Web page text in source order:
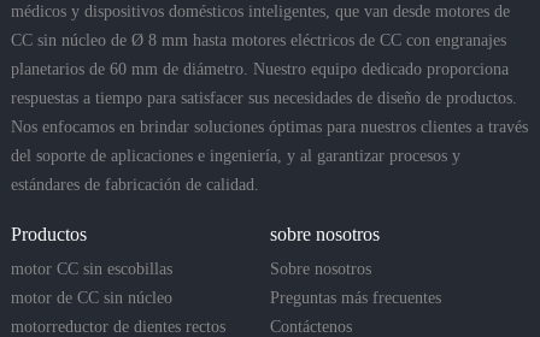
médicos y dispositivos domésticos inteligentes, que van desde motores de
CC sin núcleo de Ø 8 mm hasta motores eléctricos de CC con engranajes
planetarios de 60 mm de diámetro. Nuestro equipo dedicado proporciona
respuestas a tiempo para satisfacer sus necesidades de diseño de productos.
Nos enfocamos en brindar soluciones óptimas para nuestros clientes a través
del soporte de aplicaciones e ingeniería, y al garantizar procesos y
estándares de fabricación de calidad.
Productos
motor CC sin escobillas
motor de CC sin núcleo
motorreductor de dientes rectos
sobre nosotros
Sobre nosotros
Preguntas más frecuentes
Contáctenos